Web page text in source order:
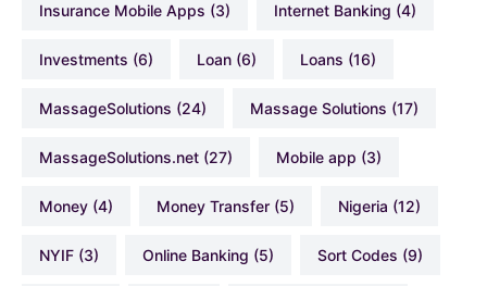
Insurance Mobile Apps (3) Internet Banking (4)
Investments (6) Loan (6) Loans (16)
MassageSolutions (24) Massage Solutions (17)
MassageSolutions.net (27) Mobile app (3)
Money (4) Money Transfer (5) Nigeria (12)
NYIF (3) Online Banking (5) Sort Codes (9)